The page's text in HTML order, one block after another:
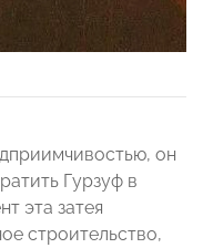
он
Гурзуф в
эта затея
строительство,